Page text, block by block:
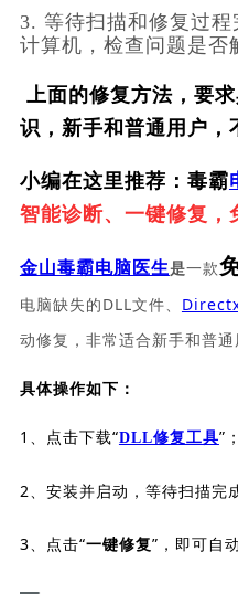
3. 等待扫描和修复过
计算机，检查问题是否
上面的修复方法，要
识，新手和普通用户，
小编在这里推荐：毒霸
智能诊断、一键修复，
金山毒霸电脑医生是一款
电脑缺失的DLL文件、
动修复，非常适合新手和普通
具体操作如下：
1、点击下载“DLL修复工具”；
2、安装并启动，等待扫描完
3、点击“一键修复”，即可自